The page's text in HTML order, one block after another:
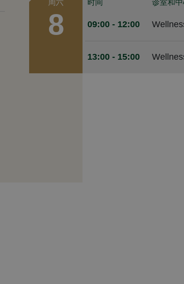
周六
8
时间 诊室和
09:00 - 12:00
13:00 - 15:00